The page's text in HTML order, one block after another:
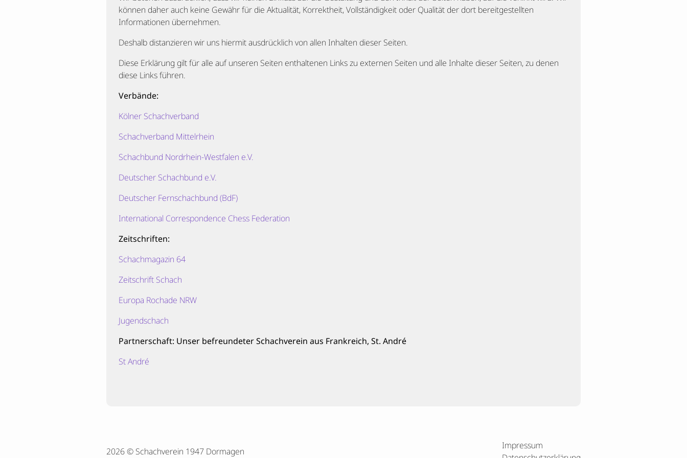
können daher auch keine Gewähr für die Aktualität, Korrektheit, Vollständigkeit oder Qualität der dort bereitgestellten
Informationen übernehmen.
Deshalb distanzieren wir uns hiermit ausdrücklich von allen Inhalten dieser Seiten.
Diese Erklärung gilt für alle auf unseren Seiten enthaltenen Links zu externen Seiten und alle Inhalte dieser Seiten, zu denen
diese Links führen.
Verbände:
Kölner Schachverband
Schachverband Mittelrhein
Schachbund Nordrhein-Westfalen e.V.
Deutscher Schachbund e.V.
Deutscher Fernschachbund (BdF)
International Correspondence Chess Federation
Zeitschriften:
Schachmagazin 64
Zeitschrift Schach
Europa Rochade NRW
Jugendschach
Partnerschaft: Unser befreundeter Schachverein aus Frankreich, St. André
St André
2026 © Schachverein 1947 Dormagen
Impressum